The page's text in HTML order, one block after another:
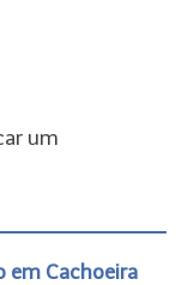
um
em Cachoeira